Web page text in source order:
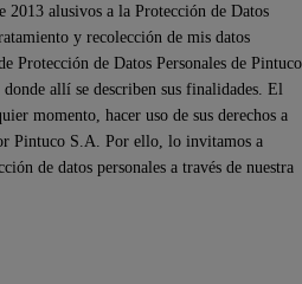
2013 alusivos a la Protección de Datos
y recolección de mis datos
Protección de Datos Personales de Pintuco
allí se describen sus finalidades. El
momento, hacer uso de sus derechos a
Pintuco S.A. Por ello, lo invitamos a
de datos personales a través de nuestra